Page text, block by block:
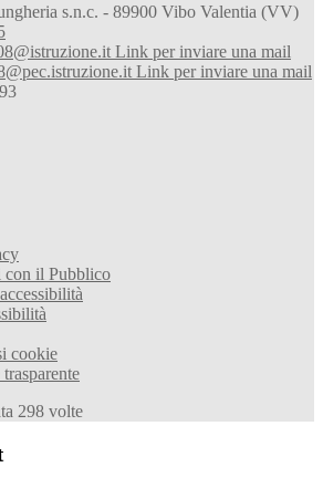
s.n.c. - 89900 Vibo Valentia (VV)
Link per inviare una mail
Link per inviare una mail
il Pubblico
cookie
298 volte